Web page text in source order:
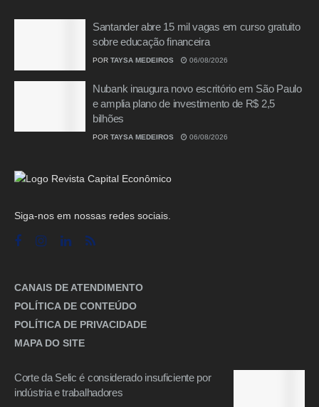
Santander abre 15 mil vagas em curso gratuito
sobre educação financeira
POR TAYSA MEDEIROS 06/08/2026
Nubank inaugura novo escritório em São Paulo
e amplia plano de investimento de R$ 2,5
bilhões
POR TAYSA MEDEIROS 06/08/2026
Siga-nos em nossas redes sociais.
CANAIS DE ATENDIMENTO
POLÍTICA DE CONTEÚDO
POLÍTICA DE PRIVACIDADE
MAPA DO SITE
Corte da Selic é considerado insuficiente por
indústria e trabalhadores